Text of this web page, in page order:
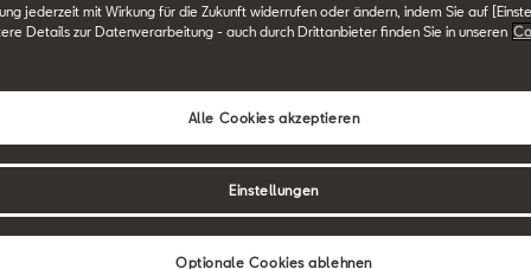
jederzeit mit Wirkung für die Zukunft widerrufen oder ändern, indem Sie auf
Details zur Datenverarbeitung - auch durch Drittanbieter finden Sie in unseren
Optionale Cookies ablehnen
Alle Cookies akzeptieren
Einstellungen